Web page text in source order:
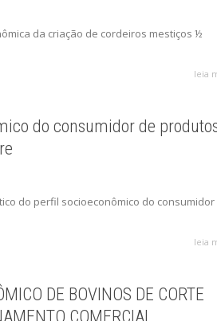
da criação de cordeiros mestiços ½
leia
do consumidor de
do perfil socioeconômico do consumidor
leia
DE BOVINOS DE CORTE
COMERCIAL